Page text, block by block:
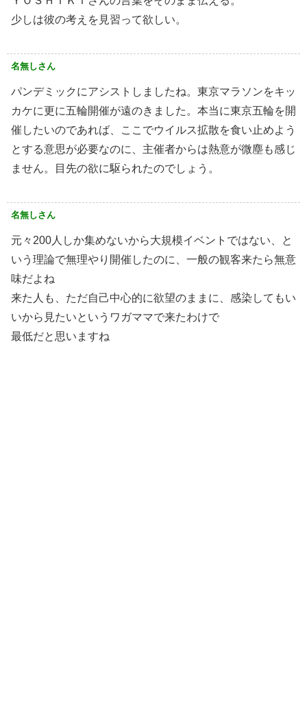
少しは彼の考えを見習って欲しい。
名無しさん
パンデミックにアシストしましたね。東京マラソンをキッ
カケに更に五輪開催が遠のきました。本当に東京五輪を開
催したいのであれば、ここでウイルス拡散を食い止めよう
とする意思が必要なのに、主催者からは熱意が微塵も感じ
ません。目先の欲に駆られたのでしょう。
名無しさん
元々200人しか集めないから大規模イベントではない、と
いう理論で無理やり開催したのに、一般の観客来たら無意
味だよね
来た人も、ただ自己中心的に欲望のままに、感染してもい
いから見たいというワガママで来たわけで
最低だと思いますね